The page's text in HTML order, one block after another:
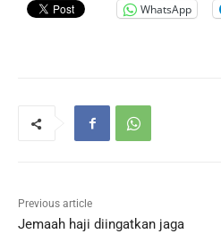
WhatsApp
Previous article
Jemaah haji diingatkan jaga